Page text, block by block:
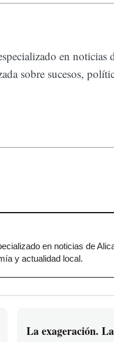
en noticias
sobre sucesos,
en noticias de
y actualidad local.
La exageración.